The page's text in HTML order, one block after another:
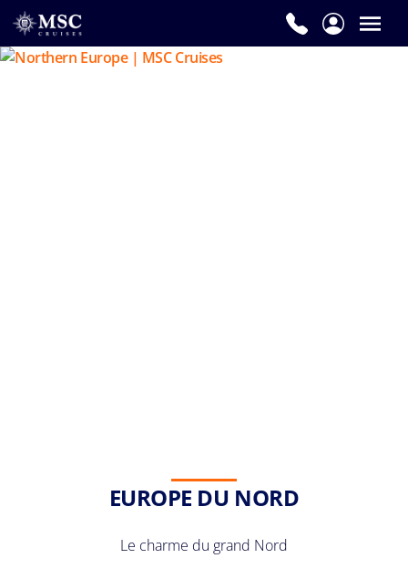
EUROPE DU NORD
Le charme du grand Nord